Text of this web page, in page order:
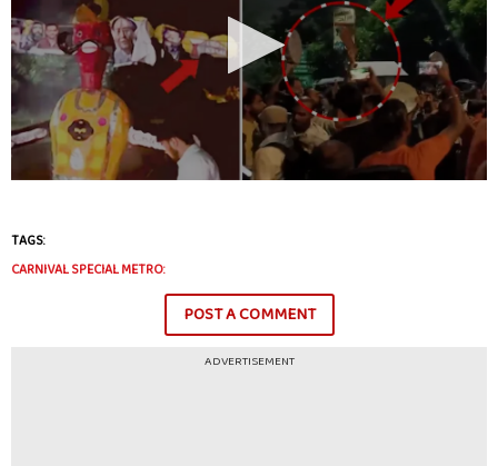
TAGS:
CARNIVAL SPECIAL METRO:
POST A COMMENT
ADVERTISEMENT